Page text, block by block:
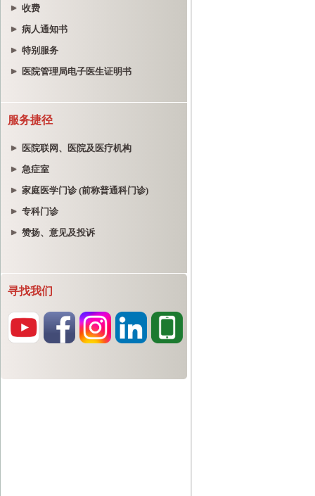
收费
病人通知书
特别服务
医院管理局电子医生证明书
服务捷径
医院联网、医院及医疗机构
急症室
家庭医学门诊 (前称普通科门诊)
专科门诊
赞扬、意见及投诉
寻找我们